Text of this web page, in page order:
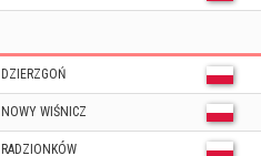
DZIERZGOŃ
NOWY WIŚNICZ
RADZIONKÓW